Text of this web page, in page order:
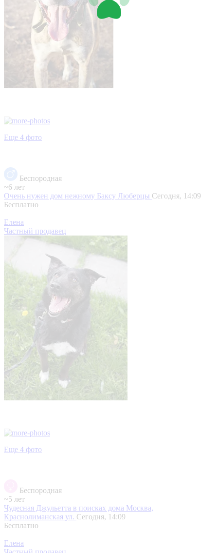
Еще 4 фото
Беспородная
~6 лет
Очень нужен дом нежному Баксу Люберцы Сегодня, 14:09
Бесплатно
Елена
Частный продавец
Еще 4 фото
Беспородная
~5 лет
Чудесная Джульетта в поисках дома Москва,
Краснолиманская ул. Сегодня, 14:09
Бесплатно
Елена